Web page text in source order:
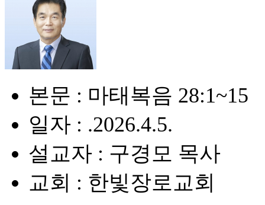
본문 : 마태복음 28:1~15
일자 : .2026.4.5.
설교자 : 구경모 목사
교회 : 한빛장로교회